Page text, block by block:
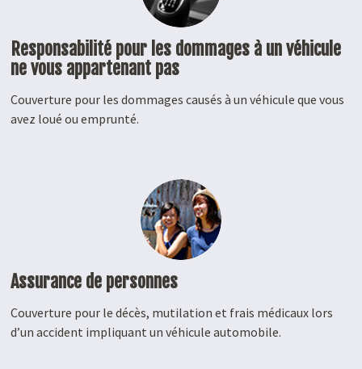
Responsabilité pour les dommages à un véhicule
ne vous appartenant pas
Couverture pour les dommages causés à un véhicule que vous
avez loué ou emprunté.
Assurance de personnes
Couverture pour le décès, mutilation et frais médicaux lors
d’un accident impliquant un véhicule automobile.